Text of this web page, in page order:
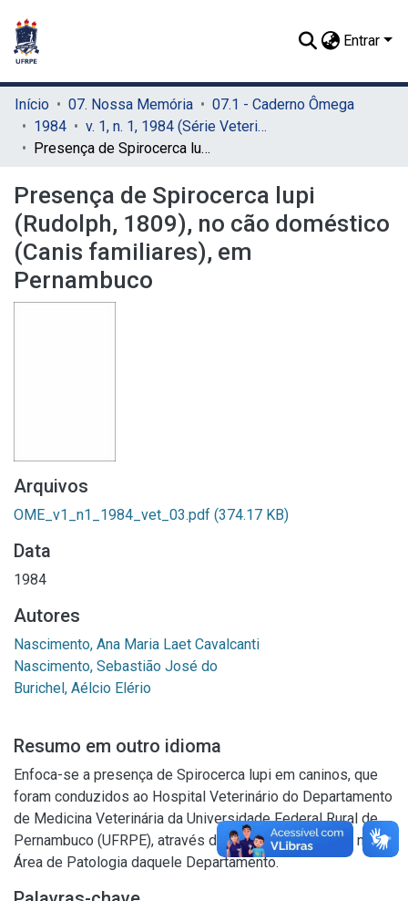
Entrar
Início 07. Nossa Memória
07.1 - Caderno Ômega
1984
v. 1, n. 1, 1984 (Série Veterinária)
Presença de Spirocerca lupi (Rudolph, 1809), no cão doméstico (Canis familiares), em Pernambuco
Presença de Spirocerca lupi
(Rudolph, 1809), no cão doméstico
(Canis familiares), em
Pernambuco
Arquivos
OME_v1_n1_1984_vet_03.pdf (374.17 KB)
Data
1984
Autores
Nascimento, Ana Maria Laet Cavalcanti
Nascimento, Sebastião José do
Burichel, Aélcio Elério
Resumo em outro idioma
Enfoca-se a presença de Spirocerca lupi em caninos, que
foram conduzidos ao Hospital Veterinário do Departamento
de Medicina Veterinária da Universidade Federal Rural de
Pernambuco (UFRPE), através de necrópsia realizada na
Área de Patologia daquele Departamento.